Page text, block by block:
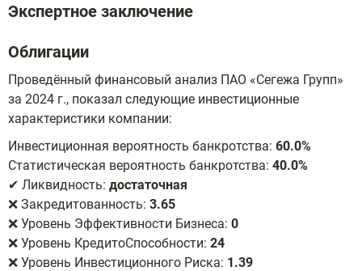
Экспертное заключение
Облигации
Проведённый финансовый анализ ПАО «Сегежа Групп»
за 2024 г., показал следующие инвестиционные
характеристики компании:
Инвестиционная вероятность банкротства: 60.0%
Статистическая вероятность банкротства: 40.0%
✔ Ликвидность: достаточная
❌ Закредитованность: 3.65
❌ Уровень Эффективности Бизнеса: 0
❌ Уровень КредитоСпособности: 24
❌ Уровень Инвестиционного Риска: 1.39